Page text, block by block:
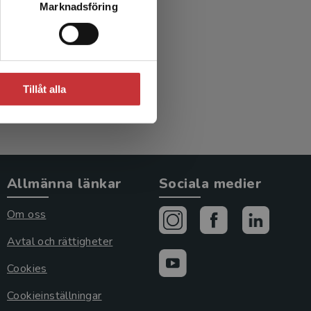
Marknadsföring
Tillåt alla
Allmänna länkar
Om oss
Avtal och rättigheter
Cookies
Cookieinställningar
Sociala medier